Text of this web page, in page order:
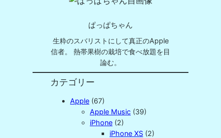
ぱっぱちゃん
生粋のスバリストにして真正のApple
信者。 熱帯果樹の栽培で食べ放題を目
論む。
カテゴリー
Apple (67)
Apple Music (39)
iPhone (2)
iPhone XS (2)